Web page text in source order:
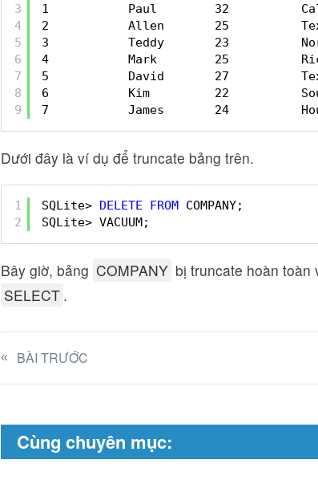
3
4
5
6
7
8
9
1           Paul        32
2           Allen       25
3           Teddy       23
4           Mark        25
5           David       27
6           Kim         22
7           James       24
Dưới đây là ví dụ để truncate bảng trên.
1
2
SQLite> DELETE FROM COMPANY;
SQLite> VACUUM;
Bây giờ, bảng COMPANY bị truncate hoàn
SELECT .
BÀI TRƯỚC
Cùng chuyên mục: